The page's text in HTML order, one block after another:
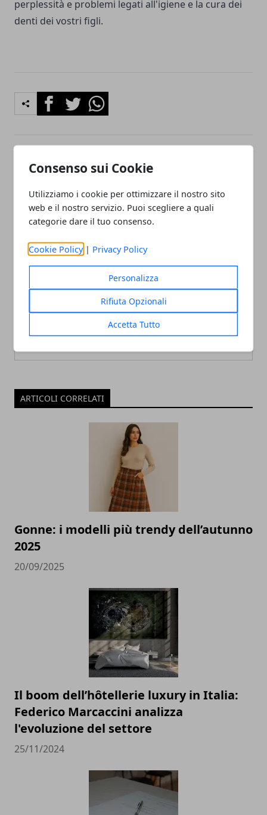
Consenso sui Cookie
Utilizziamo i cookie per ottimizzare il nostro sito
web e il nostro servizio. Puoi scegliere a quali
categorie dare il tuo consenso.
Cookie Policy | Privacy Policy
Personalizza
Rifiuta Opzionali
Accetta Tutto
perplessità e problemi legati all'igiene e la cura dei
denti dei vostri figli.
FacebookTwitterWhatsapp
Articolo Precedente
per contrastarle
applique led
ARTICOLI CORRELATI
Gonne: i modelli più trendy dell’autunno
2025
20/09/2025
Il boom dell’hôtellerie luxury in Italia:
Federico Marcaccini analizza
l'evoluzione del settore
25/11/2024